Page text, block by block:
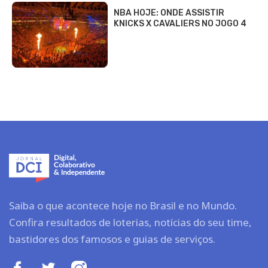
NBA HOJE: ONDE ASSISTIR
KNICKS X CAVALIERS NO JOGO 4
Saiba o que acontece hoje no Brasil e no Mundo.
Confira resultados de loterias, notícias do seu time,
bastidores dos famosos e guias de serviços.